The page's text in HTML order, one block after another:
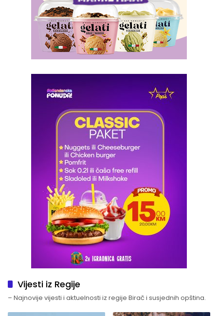
Vijesti iz Regije
– Najnovije vijesti i aktuelnosti iz regije Birač i susjednih opština.